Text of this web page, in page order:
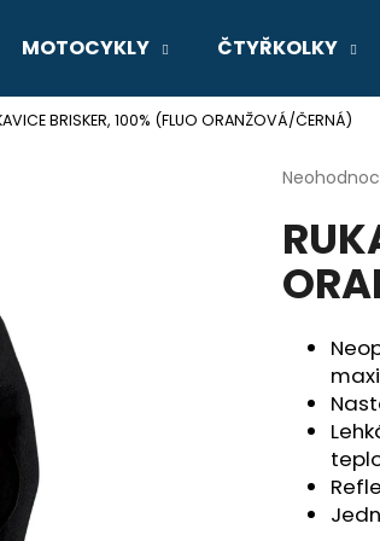
MOTOCYKLY ČTYŘKOLKY
BRISKER, 100% (FLUO ORANŽOVÁ/ČERNÁ)
Průměrné
produktu
je
0,0
z
hvězdiček.
Co potřebujete najít?
GSX-8R